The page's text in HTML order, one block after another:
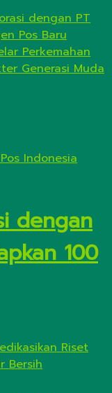
dengan PT
Pos Baru
Perkemahan
Generasi Muda
dengan
100